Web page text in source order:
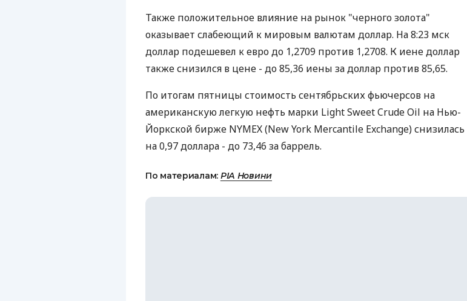
Также положительное влияние на рынок "черного золота"
оказывает слабеющий к мировым валютам доллар. На 8:23 мск
доллар подешевел к евро до 1,2709 против 1,2708. К иене доллар
также снизился в цене - до 85,36 иены за доллар против 85,65.
По итогам пятницы стоимость сентябрьских фьючерсов на
американскую легкую нефть марки Light Sweet Crude Oil на Нью-
Йоркской бирже NYMEХ (New York Mercantile Exchange) снизилась
на 0,97 доллара - до 73,46 за баррель.
По материалам: РІА Новини